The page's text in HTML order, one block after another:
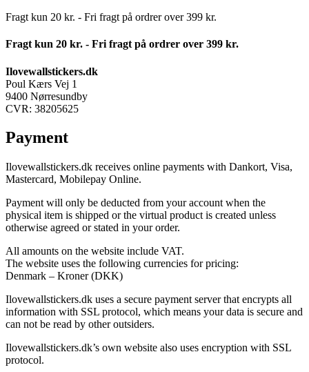
Fragt kun 20 kr. - Fri fragt på ordrer over 399 kr.
Fragt kun 20 kr. - Fri fragt på ordrer over 399 kr.
Ilovewallstickers.dk
Poul Kærs Vej 1
9400 Nørresundby
CVR: 38205625
Payment
Ilovewallstickers.dk receives online payments with Dankort, Visa,
Mastercard, Mobilepay Online.
Payment will only be deducted from your account when the
physical item is shipped or the virtual product is created unless
otherwise agreed or stated in your order.
All amounts on the website include VAT.
The website uses the following currencies for pricing:
Denmark – Kroner (DKK)
Ilovewallstickers.dk uses a secure payment server that encrypts all
information with SSL protocol, which means your data is secure and
can not be read by other outsiders.
Ilovewallstickers.dk’s own website also uses encryption with SSL
protocol.